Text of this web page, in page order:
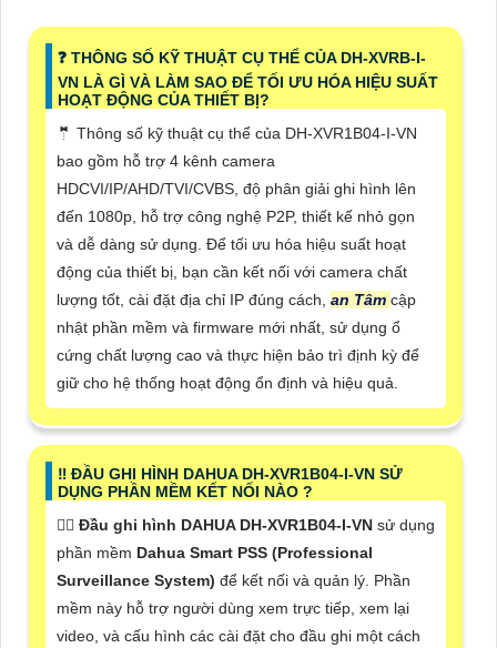
❓ THÔNG SỐ KỸ THUẬT CỤ THỂ CỦA DH-XVRB-I-
VN LÀ GÌ VÀ LÀM SAO ĐỂ TỐI ƯU HÓA HIỆU SUẤT
HOẠT ĐỘNG CỦA THIẾT BỊ?
🤵 Thông số kỹ thuật cụ thể của DH-XVR1B04-I-VN
bao gồm hỗ trợ 4 kênh camera
HDCVI/IP/AHD/TVI/CVBS, độ phân giải ghi hình lên
đến 1080p, hỗ trợ công nghệ P2P, thiết kế nhỏ gọn
và dễ dàng sử dụng. Để tối ưu hóa hiệu suất hoạt
động của thiết bị, bạn cần kết nối với camera chất
lượng tốt, cài đặt địa chỉ IP đúng cách, an Tâm cập
nhật phần mềm và firmware mới nhất, sử dụng ổ
cứng chất lượng cao và thực hiện bảo trì định kỳ để
giữ cho hệ thống hoạt động ổn định và hiệu quả.
‼️ ĐẦU GHI HÌNH DAHUA DH-XVR1B04-I-VN SỬ
DỤNG PHẦN MỀM KẾT NỐI NÀO ?
❤️‍💋‍ Đầu ghi hình DAHUA DH-XVR1B04-I-VN sử dụng
phần mềm Dahua Smart PSS (Professional
Surveillance System) để kết nối và quản lý. Phần
mềm này hỗ trợ người dùng xem trực tiếp, xem lại
video, và cấu hình các cài đặt cho đầu ghi một cách